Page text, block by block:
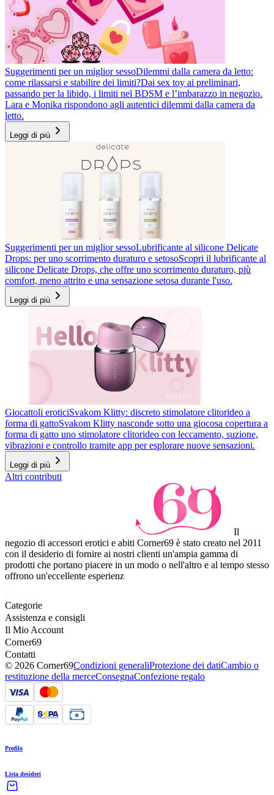
Suggerimenti per un miglior sessoDilemmi dalla camera da letto:
come rilassarsi e stabilire dei limiti?Dai sex toy ai preliminari,
passando per la libido, i limiti nel BDSM e l’imbarazzo in negozio.
Lara e Monika rispondono agli autentici dilemmi dalla camera da
letto.
Leggi di più
Suggerimenti per un miglior sessoLubrificante al silicone Delicate
Drops: per uno scorrimento duraturo e setosoScopri il lubrificante al
silicone Delicate Drops, che offre uno scorrimento duraturo, più
comfort, meno attrito e una sensazione setosa durante l'uso.
Leggi di più
Giocattoli eroticiSvakom Klitty: discreto stimolatore clitorideo a
forma di gattoSvakom Klitty nasconde sotto una giocosa copertura a
forma di gatto uno stimolatore clitorideo con leccamento, suzione,
vibrazioni e controllo tramite app per esplorare nuove sensazioni.
Leggi di più
Altri contributi
Il
negozio di accessori erotici e abiti Corner69 è stato creato nel 2011
con il desiderio di fornire ai nostri clienti un'ampia gamma di
prodotti che portano piacere in un modo o nell'altro e al tempo stesso
offrono un'eccellente esperienz
Categorie
Assistenza e consigli
Il Mio Account
Corner69
Contatti
© 2026 Corner69Condizioni generaliProtezione dei datiCambio o
restituzione della merceConsegnaConfezione regalo
Profilo
Lista desideri